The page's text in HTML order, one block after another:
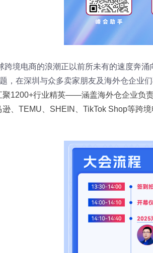
跨境电商的浪潮正以前所未有的速度奔
，在深圳与众多卖家朋友及海外仓企业们
聚1200+行业精英——涵盖海外仓企业负
、TEMU、SHEIN、TikTok Shop等跨